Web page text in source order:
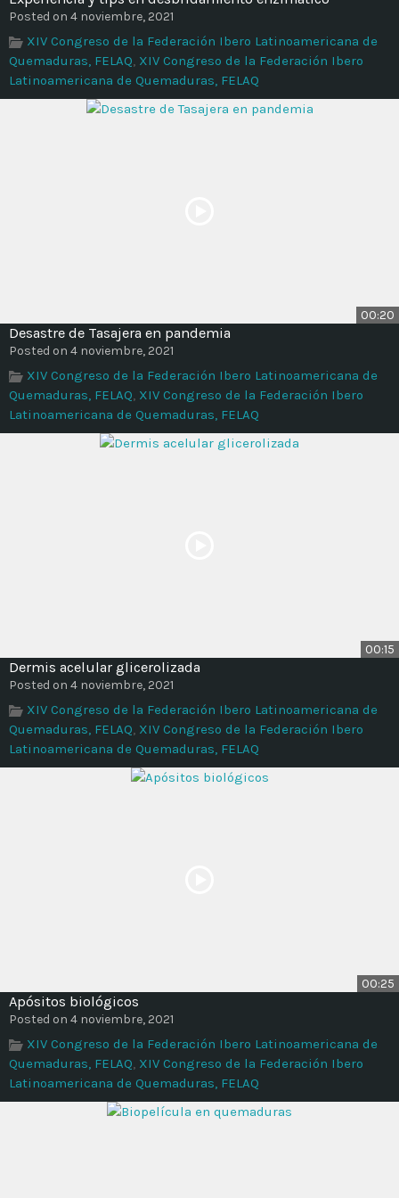
Time
Posted on 4 noviembre, 2021
XIV Congreso de la Federación Ibero Latinoamericana de
Quemaduras, FELAQ, XIV Congreso de la Federación Ibero
Latinoamericana de Quemaduras, FELAQ
00:20
Desastre de Tasajera en pandemia
Posted on 4 noviembre, 2021
XIV Congreso de la Federación Ibero Latinoamericana de
Quemaduras, FELAQ, XIV Congreso de la Federación Ibero
Latinoamericana de Quemaduras, FELAQ
00:15
Dermis acelular glicerolizada
Posted on 4 noviembre, 2021
XIV Congreso de la Federación Ibero Latinoamericana de
Quemaduras, FELAQ, XIV Congreso de la Federación Ibero
Latinoamericana de Quemaduras, FELAQ
00:25
Apósitos biológicos
Posted on 4 noviembre, 2021
XIV Congreso de la Federación Ibero Latinoamericana de
Quemaduras, FELAQ, XIV Congreso de la Federación Ibero
Latinoamericana de Quemaduras, FELAQ